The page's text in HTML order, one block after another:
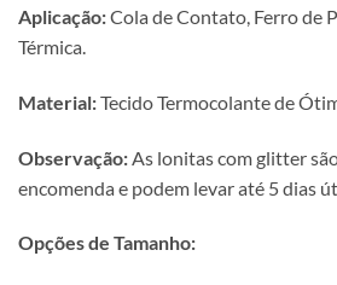
Aplicação:Cola de Contato, Ferro de
Térmica.
Material:Tecido Termocolante de
Observação: As lonitas com glitter
encomenda e podem levar até 5 dias
Opções de Tamanho: